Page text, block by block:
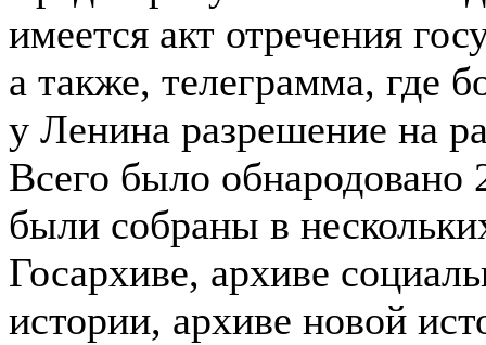
имеется акт отречения
а также, телеграмма, где
у Ленина разрешение на
Всего было обнародовано
были собраны в
Госархиве, архиве
истории, архиве новой